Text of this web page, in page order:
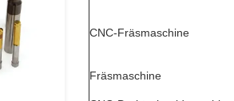
CNC-Fräsmaschine
Fräsmaschine